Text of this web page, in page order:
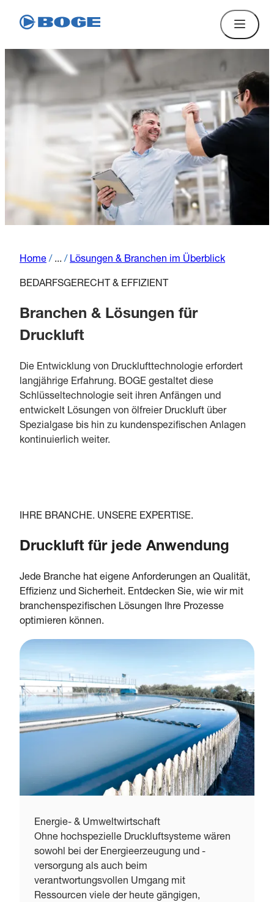
Home / ... / Lösungen & Branchen im Überblick
BEDARFSGERECHT & EFFIZIENT
Branchen & Lösungen für
Druckluft
Die Entwicklung von Drucklufttechnologie erfordert
langjährige Erfahrung. BOGE gestaltet diese
Schlüsseltechnologie seit ihren Anfängen und
entwickelt Lösungen von ölfreier Druckluft über
Spezialgase bis hin zu kundenspezifischen Anlagen
kontinuierlich weiter.
IHRE BRANCHE. UNSERE EXPERTISE.
Druckluft für jede Anwendung
Jede Branche hat eigene Anforderungen an Qualität,
Effizienz und Sicherheit. Entdecken Sie, wie wir mit
branchenspezifischen Lösungen Ihre Prozesse
optimieren können.
Energie- & Umweltwirtschaft
Ohne hochspezielle Druckluftsysteme wären
sowohl bei der Energieerzeugung und -
versorgung als auch beim
verantwortungsvollen Umgang mit
Ressourcen viele der heute gängigen,